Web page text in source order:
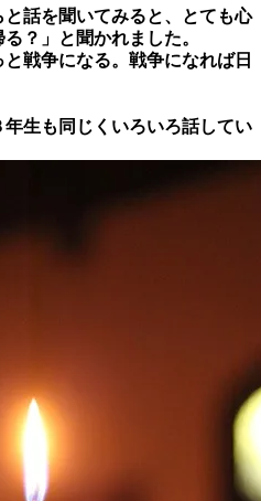
話を聞いてみると、とても心
？」と聞かれました。
戦争になる。戦争になれば日
生も同じくいろいろ話してい